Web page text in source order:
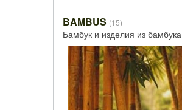
BAMBUS (15)
Бамбук и изделия из бамбука